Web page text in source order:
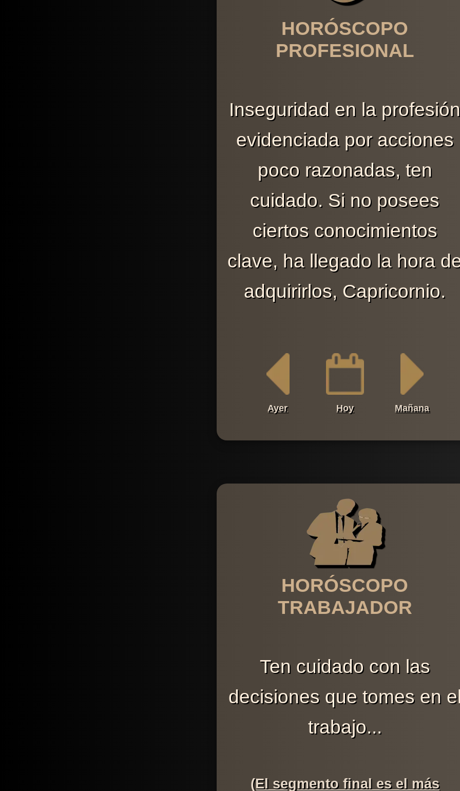
HORÓSCOPO
PROFESIONAL
Inseguridad en la
evidenciada por acciones
poco razonadas, ten
cuidado. Si no posees
ciertos conocimientos
clave, ha llegado la hora
adquirirlos, Capricornio.
Ayer Hoy Mañana
HORÓSCOPO
TRABAJADOR
Ten cuidado con las
decisiones que tomes en
trabajo...
(El segmento final es el más